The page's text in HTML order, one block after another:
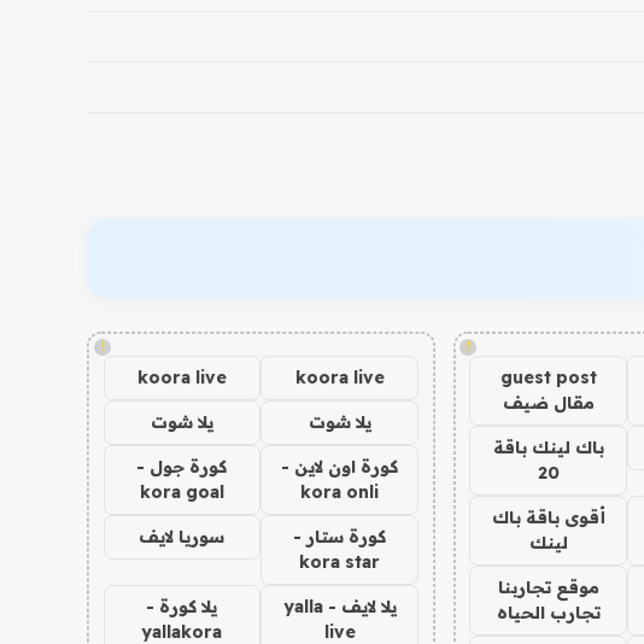
!
guest post
مقال ضيف
باك لينك باقة
20
أقوى باقة باك
لينك
موقع تجاربنا
تجارب الحياه
!
koora live
koora live
يلا شوت يلا شوت
كورة اون لاين -
kora onli
كورة جول -
kora goal
كورة ستار -
kora star
سوريا لايف
يلا لايف - yalla
live
يلا كورة -
yallakora